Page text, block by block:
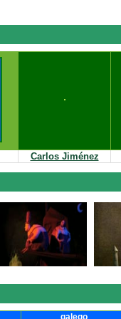
Carlos Jiménez
galego